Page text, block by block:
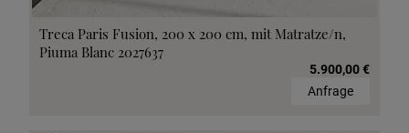
Treca Paris Fusion, 200 x 200 cm, mit Matratze/n,
Piuma Blanc 2027637
5.900,00 €
Anfrage